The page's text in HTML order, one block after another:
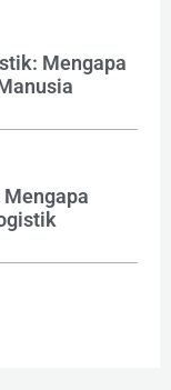
Mengapa